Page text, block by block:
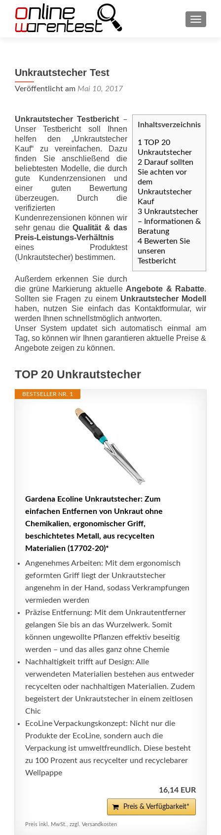
Unkrautstecher Test
Veröffentlicht am Mai 10, 2017
Inhaltsverzeichnis
1 TOP 20
Unkrautstecher
2 Darauf sollten
Sie achten vor
dem
Unkrautstecher
Kauf
3 Unkrautstecher
– Informationen &
Beratung
4 Bewerten Sie
unseren
Testbericht
Unkrautstecher Testbericht –
Unser Testbericht soll Ihnen
helfen den „Unkrautstecher
Kauf“ zu vereinfachen. Dazu
finden Sie anschließend die
beliebtesten Modelle, die durch
gute Kundenrzensionen und
einer guten Bewertung
überzeugen. Durch die
verifizierten
Kundenrezensionen können wir
sehr genau dieQualität & das
Preis-Leis­tungs-Ver­hält­nis
eines Produktest
(Unkrautstecher) bestimmen.
Außerdem erkennen Sie durch
die grüne Markierung aktuelle Angebote & Rabatte.
Sollten sie Fragen zu einem Unkrautstecher Modell
haben, nutzen Sie einfach das Kontaktformular, wir
werden Ihnen schnellstmöglich antworten.
Unser System updatet sich automatisch einmal am
Tag, so können wir Ihnen garantieren aktuelle Preise &
Angebote zeigen zu können.
TOP 20 Unkrautstecher
BESTSELLER NR. 1
Gardena Ecoline Unkrautstecher: Zum
einfachen Entfernen von Unkraut ohne
Chemikalien, ergonomischer Griff,
beschichtetes Metall, aus recycelten
Materialien (17702-20)*
Angenehmes Arbeiten: Mit dem ergonomisch
geformten Griff liegt der Unkrautstecher
angenehm in der Hand, sodass Verkrampfungen
vermieden werden
Präzise Entfernung: Mit dem Unkrautentferner
gelangen Sie bis an das Wurzelwerk. Somit
können ungewollte Pflanzen effektiv beseitig
werden – und das alles ganz ohne Chemie
Nachhaltigkeit trifft auf Design: Alle
verwendeten Materialien bestehen aus entweder
recycelten oder nachhaltigen Materialien. Zudem
begeistert der Unkrautstecher in einem zeitlosen
Chic
EcoLine Verpackungskonzept: Nicht nur die
Produkte der EcoLine, sondern auch die
Verpackung ist umweltfreundlich. Diese besteht
zu 100 Prozent aus recycelter und recyclebarer
Wellpappe
16,14 EUR
Preis & Verfügbarkeit*
Preis inkl. MwSt., zzgl. Versandkosten